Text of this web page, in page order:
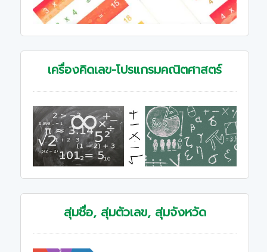
เครื่องคิดเลข-โปรแกรมคณิตศาสตร์
สุ่มชื่อ, สุ่มตัวเลข, สุ่มจังหวัด